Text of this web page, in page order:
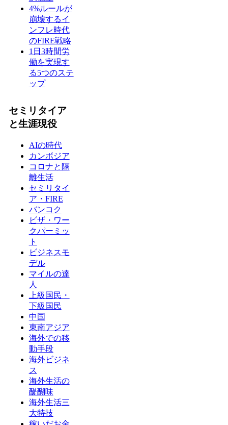
4%ルールが
崩壊するイ
ンフレ時代
のFIRE戦略
1日3時間労
働を実現す
る5つのステ
ップ
セミリタイア
と生涯現役
AIの時代
カンボジア
コロナと隔
離生活
セミリタイ
ア・FIRE
バンコク
ビザ・ワー
クパーミッ
ト
ビジネスモ
デル
マイルの達
人
上級国民・
下級国民
中国
東南アジア
海外での移
動手段
海外ビジネ
ス
海外生活の
醍醐味
海外生活三
大特技